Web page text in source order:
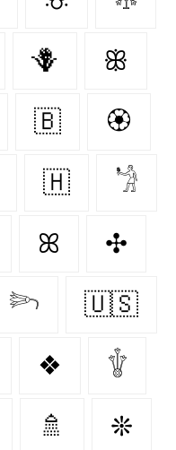
🪻 ꕥ
🇧‌ 🏵
🇭‌ 𓁋
ꕤ ✣
𓆸 🇺🇸
❖ 𓇚
🚿 ❊